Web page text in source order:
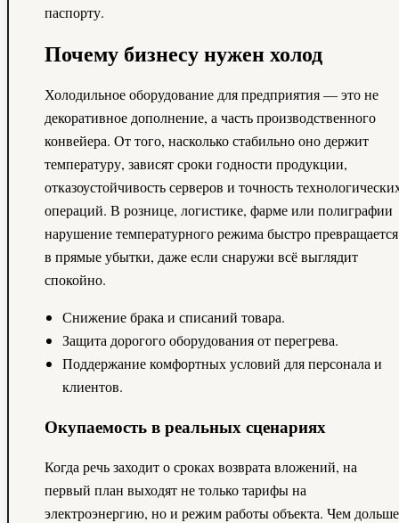
паспорту.
Почему бизнесу нужен холод
Холодильное оборудование для предприятия — это не
декоративное дополнение, а часть производственного
конвейера. От того, насколько стабильно оно держит
температуру, зависят сроки годности продукции,
отказоустойчивость серверов и точность
операций. В рознице, логистике, фарме или полиграфии
нарушение температурного режима быстро превращается
в прямые убытки, даже если снаружи всё выглядит
спокойно.
Снижение брака и списаний товара.
Защита дорогого оборудования от перегрева.
Поддержание комфортных условий для персонала и
клиентов.
Окупаемость в реальных сценариях
Когда речь заходит о сроках возврата вложений, на
первый план выходят не только тарифы на
электроэнергию, но и режим работы объекта. Чем дольше